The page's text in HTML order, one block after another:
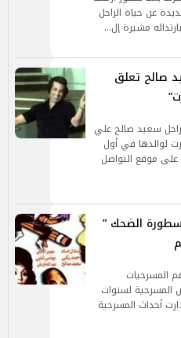
عن حياة الراحل
مشيرة إل…
صالح تعلق
سعيد صالح علي
لوالدها في أول
على موقع التواصل
الضحك ”
المسرحيات
المسرحية لسنوات
أحداث المسرحية